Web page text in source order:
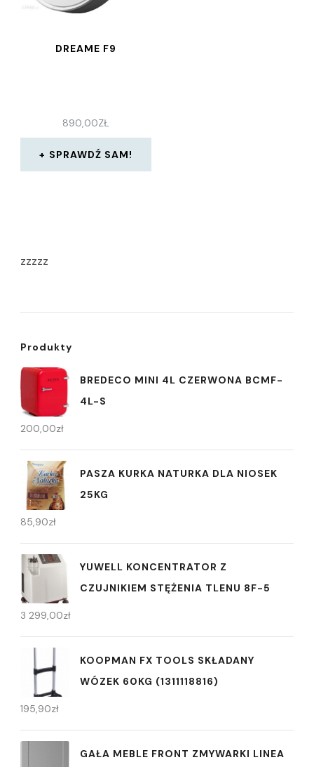
DREAME F9
890,00ZŁ
SPRAWDŹ SAM!
zzzzz
Produkty
BREDECO MINI 4L CZERWONA BCMF-
4L-S
200,00zł
PASZA KURKA NATURKA DLA NIOSEK
25KG
85,90zł
YUWELL KONCENTRATOR Z
CZUJNIKIEM STĘŻENIA TLENU 8F-5
3 299,00zł
KOOPMAN FX TOOLS SKŁADANY
WÓZEK 60KG (1311118816)
195,90zł
GAŁA MEBLE FRONT ZMYWARKI LINEA